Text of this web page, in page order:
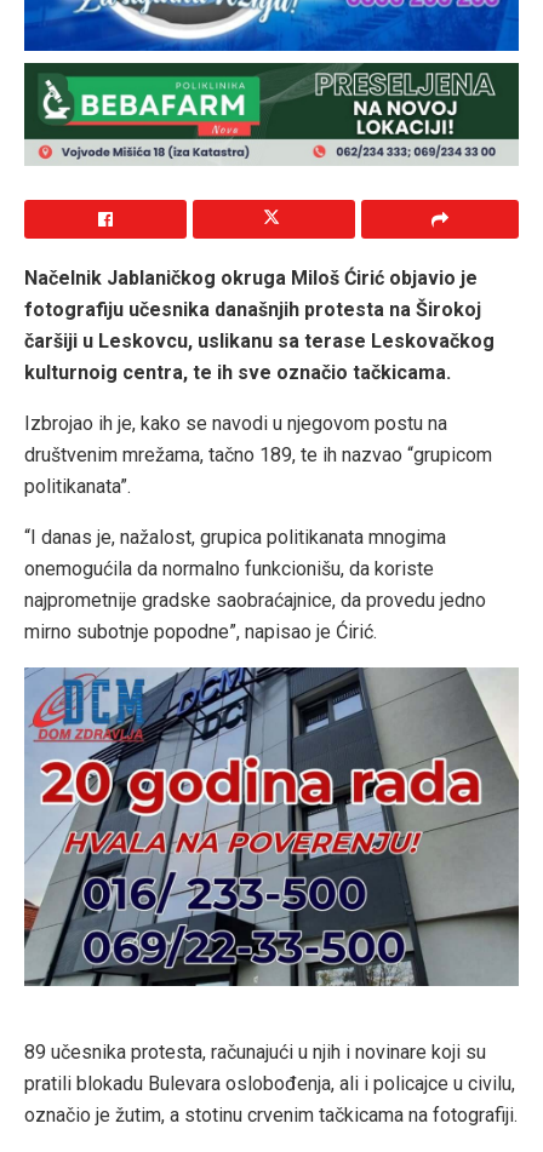
Načelnik Jablaničkog okruga Miloš Ćirić objavio je
fotografiju učesnika današnjih protesta na Širokoj
čaršiji u Leskovcu, uslikanu sa terase Leskovačkog
kulturnoig centra, te ih sve označio tačkicama.
Izbrojao ih je, kako se navodi u njegovom postu na
društvenim mrežama, tačno 189, te ih nazvao “grupicom
politikanata”.
“I danas je, nažalost, grupica politikanata mnogima
onemogućila da normalno funkcionišu, da koriste
najprometnije gradske saobraćajnice, da provedu jedno
mirno subotnje popodne”, napisao je Ćirić.
89 učesnika protesta, računajući u njih i novinare koji su
pratili blokadu Bulevara oslobođenja, ali i policajce u civilu,
označio je žutim, a stotinu crvenim tačkicama na fotografiji.